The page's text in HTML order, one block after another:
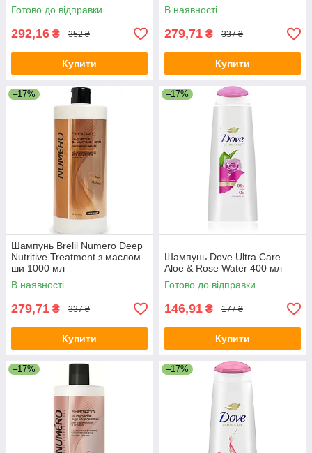
Готово до відправки
292,16 ₴ 352 ₴
Купити
В наявності
279,71 ₴ 337 ₴
Купити
–17%
Шампунь Brelil Numero Deep
Nutritive Treatment з маслом
ши 1000 мл
В наявності
279,71 ₴ 337 ₴
Купити
–17%
Шампунь Dove Ultra Care
Aloe & Rose Water 400 мл
Готово до відправки
146,91 ₴ 177 ₴
Купити
–17% –17%